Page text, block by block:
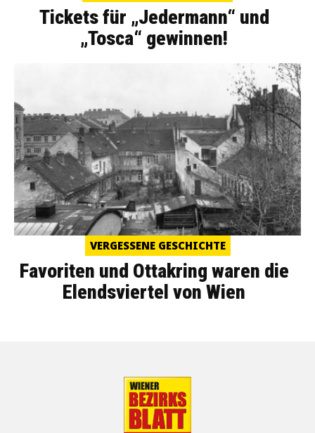
Tickets für „Jedermann“ und
„Tosca“ gewinnen!
VERGESSENE GESCHICHTE
Favoriten und Ottakring waren die
Elendsviertel von Wien